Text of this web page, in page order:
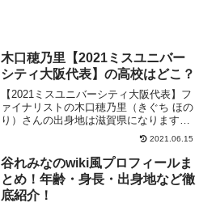
木口穂乃里【2021ミスユニバー
シティ大阪代表】の高校はどこ？
【2021ミスユニバーシティ大阪代表】フ
ァイナリストの木口穂乃里（きぐち ほの
り）さんの出身地は滋賀県になります。
そこで2018年に卒業され大阪大学に合格
された滋賀県内の高校を探したところ、
一校あることが分かりました。
2021.06.15
谷れみなのwiki風プロフィールま
とめ！年齢・身長・出身地など徹
底紹介！